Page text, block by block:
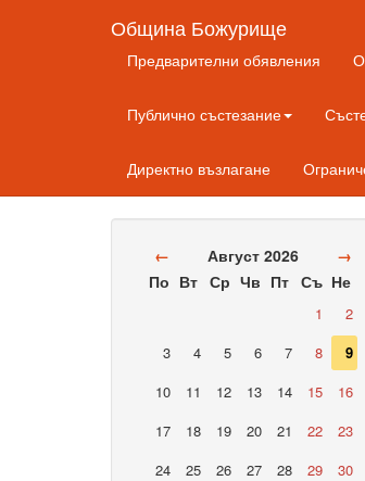
Община Божурище
Предварителни обявления
Публично състезание
Директно възлагане
← Август 2026
→
По Вт Ср Чв Пт Съ Не
1
2
3
4 5 6 7 8
9
10
11 12 13 14 15
16
17
18 19 20 21 22
23
24
25 26 27 28 29
30